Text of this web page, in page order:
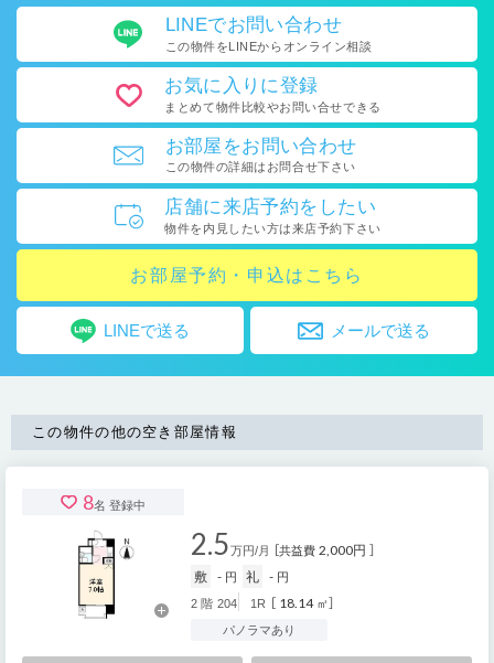
LINEでお問い合わせ
この物件をLINEから オンライン相談
お気に入り に登録
まとめて物件比較やお問い合せできる
お部屋をお問い合わせ
この物件の詳細はお問合せ下さい
店舗に来店予約をしたい
物件を内見したい方は来店予約下さい
お部屋予約・申込はこちら
LINEで送る メールで送る
この物件の他の空き部屋情報
8名 登録中
2.5万円/月 ［共益費 2,000円
敷 - 円 礼 - 円
2 階 204 1R 18.14 ㎡］
パノラマあり